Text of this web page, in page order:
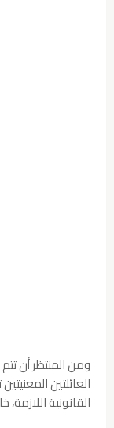
ومن المنتظر أن
العائلتين
القانونية